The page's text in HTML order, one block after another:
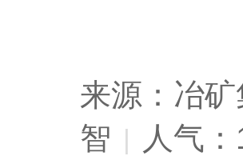
来源：冶矿
智 | 人气